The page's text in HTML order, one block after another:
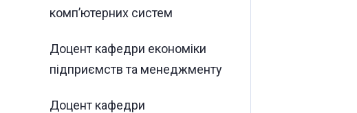
комп’ютерних систем
Доцент кафедри економіки
підприємств та менеджменту
Доцент кафедри